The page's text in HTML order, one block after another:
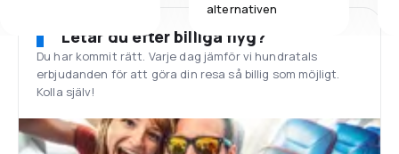
alternativen
Letar du efter billiga flyg?
Du har kommit rätt. Varje dag jämför vi hundratals
erbjudanden för att göra din resa så billig som möjligt.
Kolla själv!